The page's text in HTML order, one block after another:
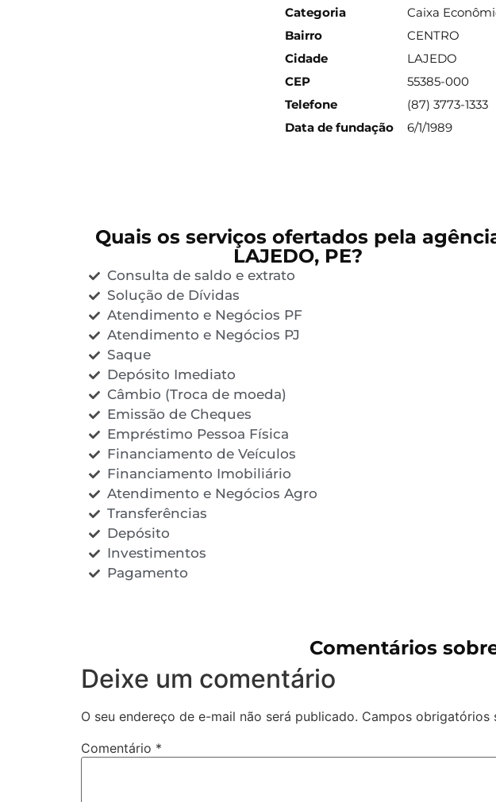
Categoria
Caixa
Bairro
CENTRO
Cidade
LAJEDO
CEP
55385-000
Telefone
(87) 3773-1333
Data de fundação
6/1/1989
Quais os serviços ofertados pela
LAJEDO, PE?
Consulta de saldo e extrato
Solução de Dívidas
Atendimento e Negócios PF
Atendimento e Negócios PJ
Saque
Depósito Imediato
Câmbio (Troca de moeda)
Emissão de Cheques
Empréstimo Pessoa Física
Financiamento de Veículos
Financiamento Imobiliário
Atendimento e Negócios Agro
Transferências
Depósito
Investimentos
Pagamento
Comentários
Deixe um comentário
O seu endereço de e-mail não será publicado. Campos obrigatórios
Comentário *